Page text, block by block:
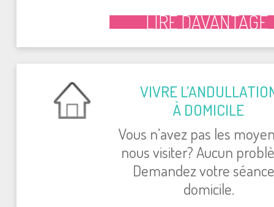
LIRE DAVANTAGE
VIVRE
À DOMICILE
Vous n’avez pas les
nous visiter? Aucun
Demandez votre
domicile.